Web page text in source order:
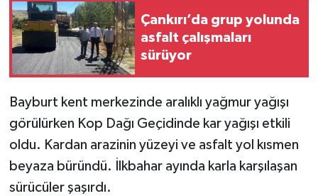
Çankırı’da grup yolunda
asfalt çalışmaları
sürüyor
Bayburt kent merkezinde aralıklı yağmur yağışı
görülürken Kop Dağı Geçidinde kar yağışı etkili
oldu. Kardan arazinin yüzeyi ve asfalt yol kısmen
beyaza büründü. İlkbahar ayında karla karşılaşan
sürücüler şaşırdı.
VEFAT
BİLİM&TEKNOLOJİ
BÖLGE
TÜRKİYE
DÜNYA